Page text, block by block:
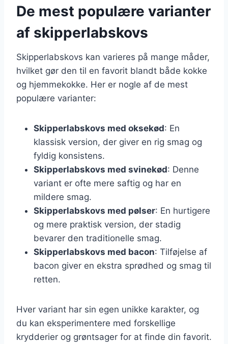
De mest populære varianter
af skipperlabskovs
Skipperlabskovs kan varieres på mange måder,
hvilket gør den til en favorit blandt både kokke
og hjemmekokke. Her er nogle af de mest
populære varianter:
Skipperlabskovs med oksekød: En
klassisk version, der giver en rig smag og
fyldig konsistens.
Skipperlabskovs med svinekød: Denne
variant er ofte mere saftig og har en
mildere smag.
Skipperlabskovs med pølser: En hurtigere
og mere praktisk version, der stadig
bevarer den traditionelle smag.
Skipperlabskovs med bacon: Tilføjelse af
bacon giver en ekstra sprødhed og smag til
retten.
Hver variant har sin egen unikke karakter, og
du kan eksperimentere med forskellige
krydderier og grøntsager for at finde din favorit.